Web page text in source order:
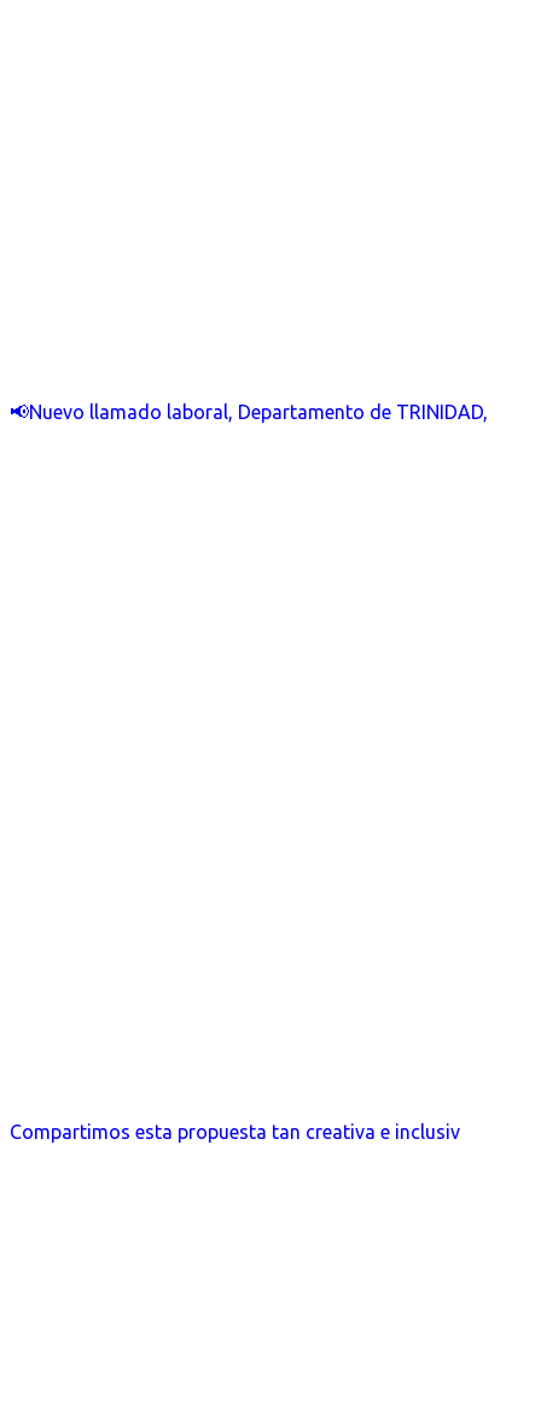
📢Nuevo llamado laboral, Departamento de TRINIDAD,
Compartimos esta propuesta tan creativa e inclusiv